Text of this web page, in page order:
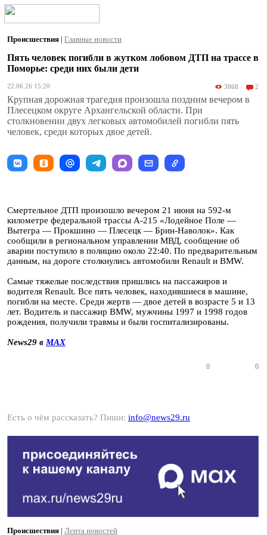
Происшествия | Главные новости
Пять человек погибли в жутком лобовом ДТП на трассе в
Поморье: среди них были дети
22.06.26 15:20 3868 2
Крупная дорожная трагедия произошла поздним вечером в
Плесецком округе Архангельской области. При
столкновении двух легковых автомобилей погибли пять
человек, среди которых двое детей.
Смертельное ДТП произошло вечером 21 июня на 592-м
километре федеральной трассы А-215 «Лодейное Поле —
Вытегра — Прокшино — Плесецк — Брин-Наволок». Как
сообщили в региональном управлении МВД, сообщение об
аварии поступило в полицию около 22:40. По предварительным
данным, на дороге столкнулись автомобили Renault и BMW.
Самые тяжелые последствия пришлись на пассажиров и
водителя Renault. Все пять человек, находившиеся в машине,
погибли на месте. Среди жертв — двое детей в возрасте 5 и 13
лет. Водитель и пассажир BMW, мужчины 1997 и 1998 годов
рождения, получили травмы и были госпитализированы.
News29 в MAX
0 0
Есть о чём рассказать? Пиши: info@news29.ru
Происшествия | Лента новостей